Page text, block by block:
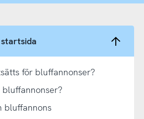
för bluffannonser?
bluffannons